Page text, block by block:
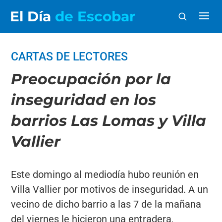
El Día de Escobar
CARTAS DE LECTORES
Preocupación por la
inseguridad en los
barrios Las Lomas y Villa
Vallier
Este domingo al mediodía hubo reunión en
Villa Vallier por motivos de inseguridad. A un
vecino de dicho barrio a las 7 de la mañana
del viernes le hicieron una entradera,